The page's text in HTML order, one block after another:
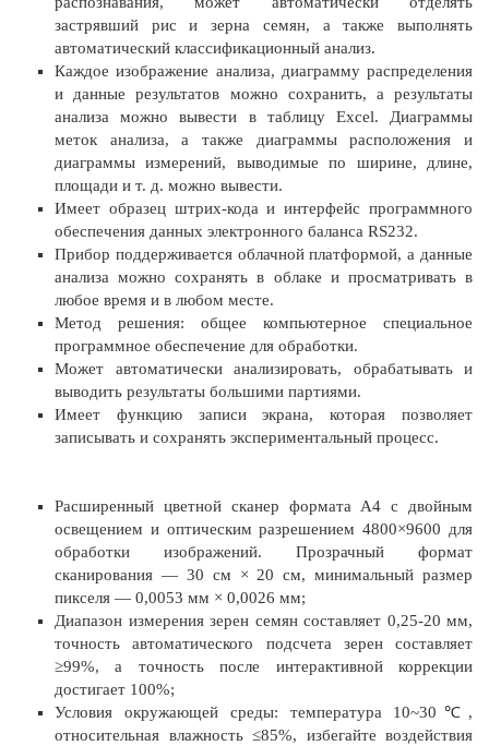
застрявший рис и зерна семян, а также выполнять
автоматический классификационный анализ.
Каждое изображение анализа, диаграмму распределения
и данные результатов можно сохранить, а результаты
анализа можно вывести в таблицу Excel. Диаграммы
меток анализа, а также диаграммы расположения и
диаграммы измерений, выводимые по ширине, длине,
площади и т. д. можно вывести.
Имеет образец штрих-кода и интерфейс программного
обеспечения данных электронного баланса RS232.
Прибор поддерживается облачной платформой, а данные
анализа можно сохранять в облаке и просматривать в
любое время и в любом месте.
Метод решения: общее компьютерное специальное
программное обеспечение для обработки.
Может автоматически анализировать, обрабатывать и
выводить результаты большими партиями.
Имеет функцию записи экрана, которая позволяет
записывать и сохранять экспериментальный процесс.
Расширенный цветной сканер формата A4 с двойным
освещением и оптическим разрешением 4800×9600 для
обработки изображений. Прозрачный формат
сканирования — 30 см × 20 см, минимальный размер
пикселя — 0,0053 мм × 0,0026 мм;
Диапазон измерения зерен семян составляет 0,25-20 мм,
точность автоматического подсчета зерен составляет
≥99%, а точность после интерактивной коррекции
достигает 100%;
Условия окружающей среды: температура 10~30℃,
относительная влажность ≤85%, избегайте воздействия